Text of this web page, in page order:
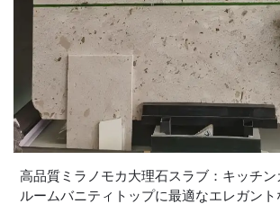
高品質ミラノモカ大理石スラブ：キッチン
ルームバニティトップに最適なエレガン